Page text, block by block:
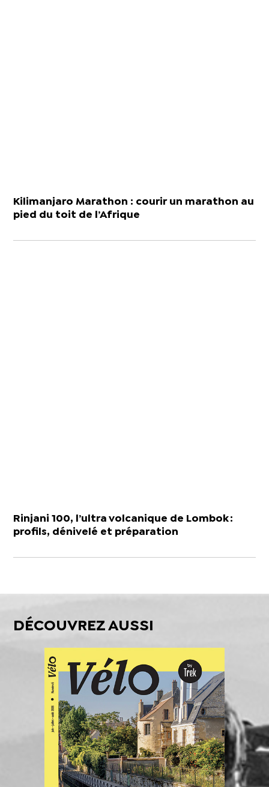
Kilimanjaro Marathon : courir un marathon au
pied du toit de l’Afrique
Rinjani 100, l’ultra volcanique de Lombok :
profils, dénivelé et préparation
DÉCOUVREZ AUSSI